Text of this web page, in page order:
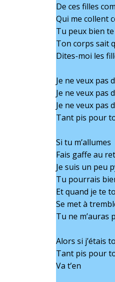
De ces filles
Qui me collent
Tu peux bien
Ton corps sait
Dites-moi les
Je ne veux pas
Je ne veux pas
Je ne veux pas
Tant pis pour
Si tu m’allumes
Fais gaffe au
Je suis un peu
Tu pourrais
Et quand je te
Se met à
Tu ne m’auras
Alors si j’étais
Tant pis pour
Va t’en